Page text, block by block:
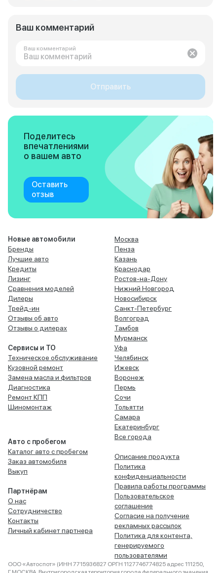
Ваш комментарий
Ваш комментарий
Отправить
Поделитесь
впечатлениями
о вашем авто
Оставить
отзыв
Новые автомобили
Бренды
Лучшие авто
Кредиты
Лизинг
Сравнения моделей
Дилеры
Трейд-ин
Отзывы об авто
Отзывы о дилерах
Сервисы и ТО
Техническое обслуживание
Кузовной ремонт
Замена масла и фильтров
Диагностика
Ремонт КПП
Шиномонтаж
Авто с пробегом
Каталог авто с пробегом
Заказ автомобиля
Выкуп
Партнёрам
О нас
Сотрудничество
Контакты
Личный кабинет партнера
Москва
Пенза
Казань
Краснодар
Ростов-на-Дону
Нижний Новгород
Новосибирск
Санкт-Петербург
Волгоград
Тамбов
Мурманск
Уфа
Челябинск
Ижевск
Воронеж
Пермь
Сочи
Тольятти
Самара
Екатеринбург
Все города
Описание продукта
Политика
конфиденциальности
Правила работы программы
Пользовательское
соглашение
Согласие на получение
рекламных рассылок
Политика для контента,
генерируемого
пользователями
ООО «Автоспот» (ИНН 7715936827 ОРГН 1127746774825 адрес 111250,